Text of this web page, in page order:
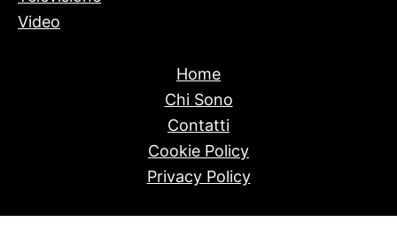
Video
Home
Chi Sono
Contatti
Cookie Policy
Privacy Policy